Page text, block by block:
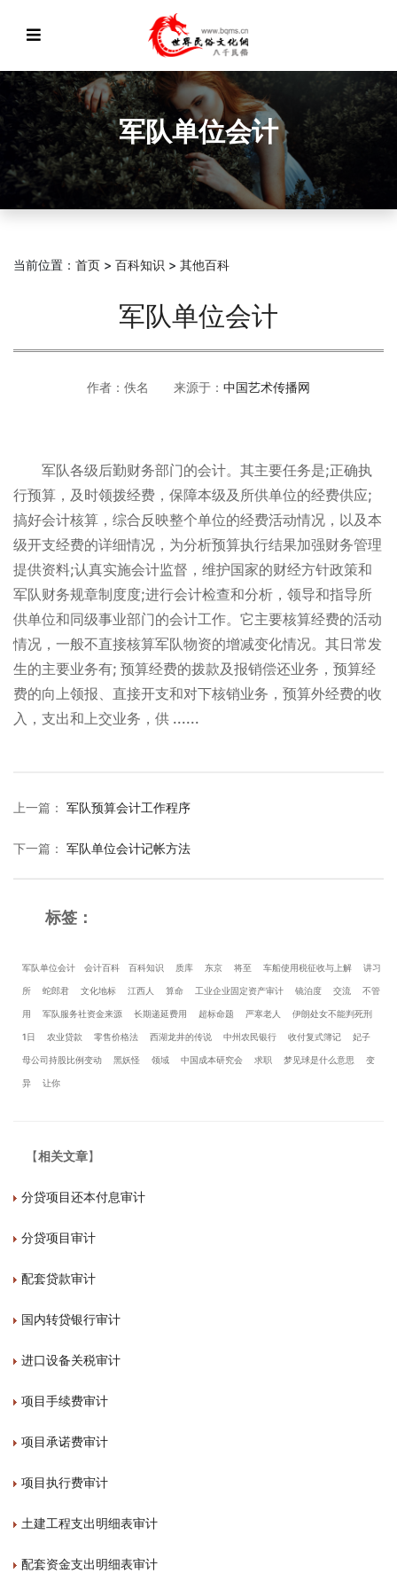
军队单位会计
当前位置： 首页 > 百科知识 > 其他百科
军队单位会计
作者：佚名 来源于： 中国艺术传播网
军队各级后勤财务部门的会计。其主要任务是;正确执
行预算，及时领拨经费，保障本级及所供单位的经费供应;
搞好会计核算，综合反映整个单位的经费活动情况，以及本
级开支经费的详细情况，为分析预算执行结果加强财务管理
提供资料;认真实施会计监督，维护国家的财经方针政策和
军队财务规章制度度;进行会计检查和分析，领导和指导所
供单位和同级事业部门的会计工作。它主要核算经费的活动
情况，一般不直接核算军队物资的增减变化情况。其日常发
生的主要业务有; 预算经费的拨款及报销偿还业务，预算经
费的向上领报、直接开支和对下核销业务，预算外经费的收
入，支出和上交业务，供 ......
上一篇 ： 军队预算会计工作程序
下一篇 ： 军队单位会计记帐方法
标签：
军队单位会计 会计百科 百科知识 质库 东京 将至 车船使用税征收与上解 讲习
所 蛇郎君 文化地标 江西人 算命 工业企业固定资产审计 镜泊度 交流 不管
用 军队服务社资金来源 长期递延费用 超标命题 严寒老人 伊朗处女不能判死刑
1日 农业贷款 零售价格法 西湖龙井的传说 中州农民银行 收付复式簿记 妃子
母公司持股比例变动 黑妖怪 领域 中国成本研究会 求职 梦见球是什么意思 变
异 让你
【相关文章】
分贷项目还本付息审计
分贷项目审计
配套贷款审计
国内转贷银行审计
进口设备关税审计
项目手续费审计
项目承诺费审计
项目执行费审计
土建工程支出明细表审计
配套资金支出明细表审计